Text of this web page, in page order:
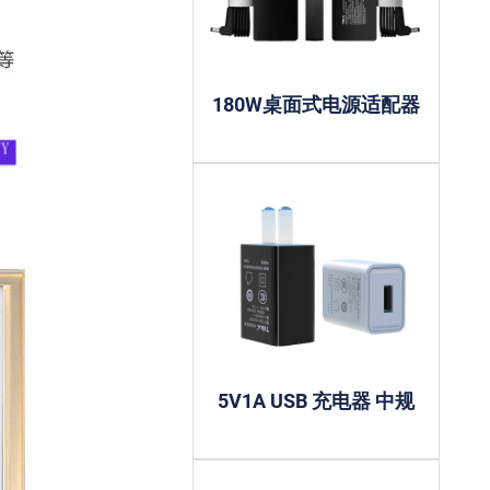
180W桌面式电源适配器
5V1A USB 充电器 中规